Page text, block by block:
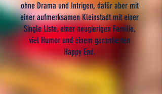
ohne Drama und Intrigen, dafür aber mit
einer aufmerksamen Kleinstadt mit einer
Single Liste, einer neugierigen Familie,
viel Humor und einem garantierten
Happy End.